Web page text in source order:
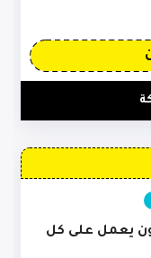
يعمل على كل